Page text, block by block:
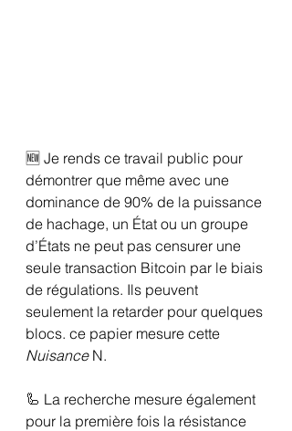
🆕 Je rends ce travail public pour
démontrer que même avec une
dominance de 90% de la puissance
de hachage, un État ou un groupe
d’États ne peut pas censurer une
seule transaction Bitcoin par le biais
de régulations. Ils peuvent
seulement la retarder pour quelques
blocs. ce papier mesure cette
Nuisance N.
🦾 La recherche mesure également
pour la première fois la résistance